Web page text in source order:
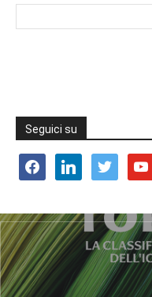
Seguici su
facebooklinkedin twitter